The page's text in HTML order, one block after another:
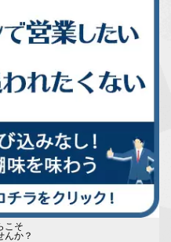
こそ
んか？